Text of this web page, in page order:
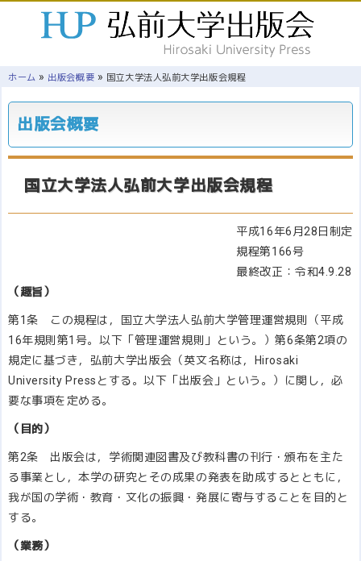
ホーム » 出版会概要 » 国立大学法人弘前大学出版会規程
出版会概要
国立大学法人弘前大学出版会規程
平成16年6月28日制定
規程第166号
最終改正：令和4.9.28
（趣旨）
第1条 この規程は，国立大学法人弘前大学管理運営規則（平成
16年規則第1号。以下「管理運営規則」という。）第6条第2項の
規定に基づき，弘前大学出版会（英文名称は，Hirosaki
University Pressとする。以下「出版会」という。）に関し，必
要な事項を定める。
（目的）
第2条 出版会は，学術関連図書及び教科書の刊行・頒布を主た
る事業とし，本学の研究とその成果の発表を助成するとともに，
我が国の学術・教育・文化の振興・発展に寄与することを目的と
する。
（業務）